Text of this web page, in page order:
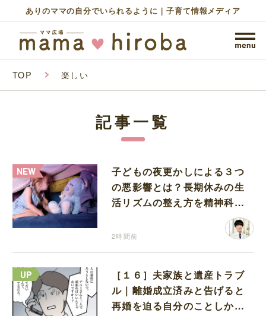
ありのママの自分でいられるように｜子育て情報メディア
TOP 楽しい
記事一覧
子どもの夜更かしによる３つ
の悪影響とは？長期休みの生
活リズムの整え方を精神科医
2時間前
［１６］夫家族と遺産トラブ
ル｜離婚成立済みと告げると
再婚を迫る自分のことしか考